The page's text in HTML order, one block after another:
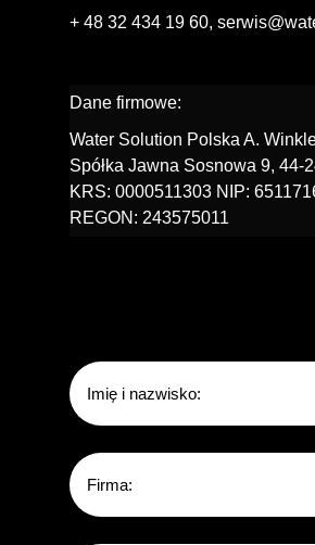
+ 48 32 434 19 60,
Dane firmowe:
Water Solution Polska A.
Spółka Jawna Sosnowa 9, 44-
KRS: 0000511303 NIP:
REGON: 243575011